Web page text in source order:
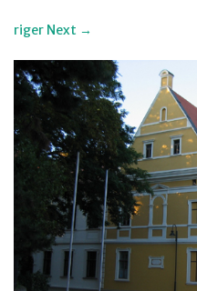
riger Next →